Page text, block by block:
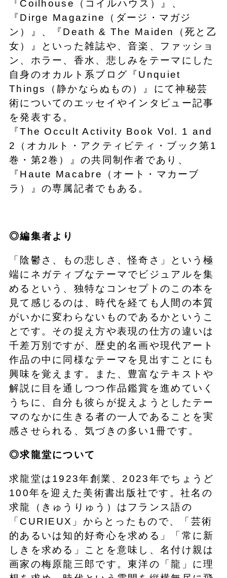
『Coilhouse（コイルハウス）』、
『Dirge Magazine（ダージ・マガジ
ン）』、『Death & The Maiden（死と乙
女）』といった雑誌や、音楽、ファッショ
ン、ホラー、香水、悲しみをテーマにした
自身のオカルト系ブログ『Unquiet
Things（静かならぬもの）』にて神秘芸
術についてのエッセイやインタビュー記事
を発表する。
『The Occult Activity Book Vol. 1 and
2（オカルト・アクティビティ・ブック第1
巻・第2巻）』の共同制作者であり、
『Haute Macabre（オート・マカーブ
ラ）』の専属記者でもある。
◎編集者より
「陰鬱さ、もの悲しさ、怪奇さ」という極
端にネガティブなテーマでビジュアルを集
めるという、独特なコンセプトのこの本を
見て感じるのは、時代を経ても人間の本質
がいかに変わらないものであるかというこ
とです。その捉え方や表現の仕方の違いは
千差万別ですが、歴史的名画や現代アート
作品の中に同様なテーマを見出すことにも
興味を覚えます。また、豊富なテキストや
解説に目を通しつつ作品鑑賞を進めていく
うちに、自分も彼らが捉えようとしたテー
マのなかに生きる者の一人であることを実
感させられる、気づきの多い1冊です。
◎求龍堂について
求龍堂は1923年創業、2023年でちょうど
100年を迎えた美術書出版社です。社名の
求龍（きゅうりゅう）はフランス語の
「CURIEUX」からとったもので、「芸術
的あるいは知的好奇心を求める」「常に新
しきを求める」ことを意味し、名付け親は
画家の梅原龍三郎です。東洋の「龍」に理